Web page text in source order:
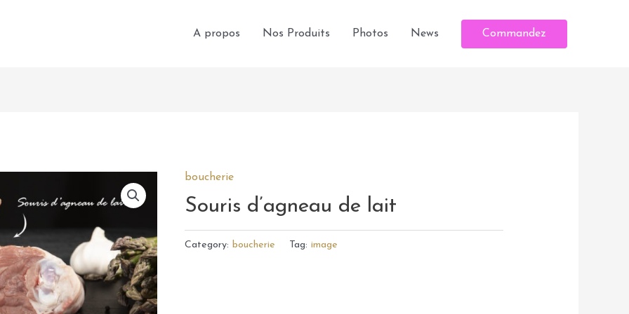
A propos Nos Produits Photos News Commandez
boucherie
Souris d’agneau de lait
Category: boucherie Tag:image